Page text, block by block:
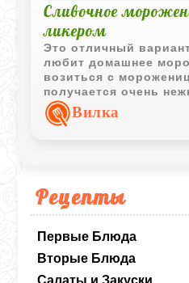
Рецепты
Первые Блюда
Вторые Блюда
Салаты и Закуски
Сливочное
ликером
Это отличный
любит домашнее
возиться с
получается очень
взбитого белка, а
тонкий аромат,
минут. Миндаль лучше
обжаренный, он ярче
Вилка